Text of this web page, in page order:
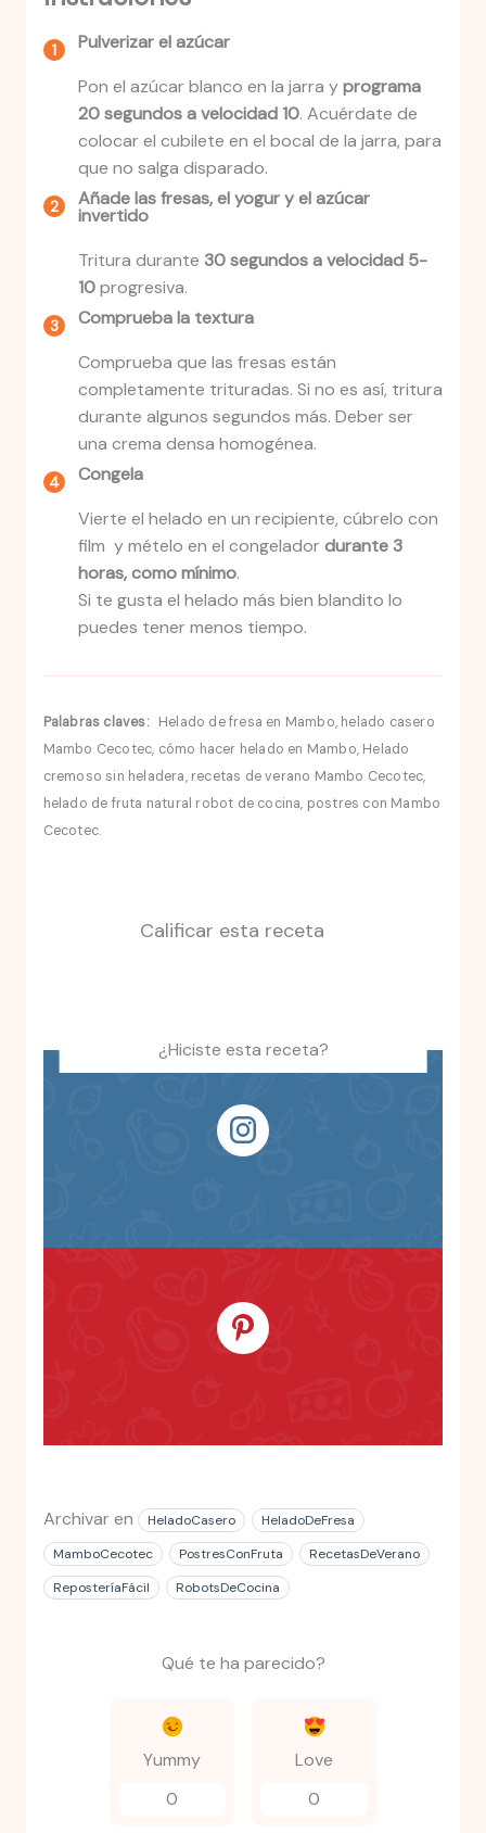
Pulverizar el azúcar
Pon el azúcar blanco en la jarra yprograma
20 segundos a velocidad 10. Acuérdate de
colocar el cubilete en el bocal de la jarra, para
que no salga disparado.
Añade las fresas, el yogur y el azúcar
invertido
Tritura durante 30 segundos a velocidad 5-
10progresiva.
Comprueba la textura
Comprueba que las fresas están
completamente trituradas. Si no es así, tritura
durante algunos segundos más. Deber ser
una crema densa homogénea.
Congela
Vierte el helado en un recipiente, cúbrelo con
film y mételo en el congeladordurante 3
horas, como mínimo.
Si te gusta el helado más bien blandito lo
puedes tener menos tiempo.
Palabras claves: Helado de fresa en Mambo, helado casero
Mambo Cecotec, cómo hacer helado en Mambo, Helado
cremoso sin heladera, recetas de verano Mambo Cecotec,
helado de fruta natural robot de cocina, postres con Mambo
Cecotec.
Calificar esta receta
¿Hiciste esta receta?
Archivar en HeladoCasero
HeladoDeFresa
MamboCecotec
PostresConFruta
RecetasDeVerano
ReposteríaFácil
RobotsDeCocina
Qué te ha parecido?
Yummy
0
Love
0